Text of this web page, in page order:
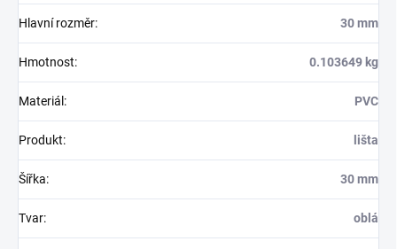
Hlavní rozměr: 30 mm
Hmotnost: 0.103649 kg
Materiál : PVC
Produkt: lišta
Šířka: 30 mm
Tvar: oblá